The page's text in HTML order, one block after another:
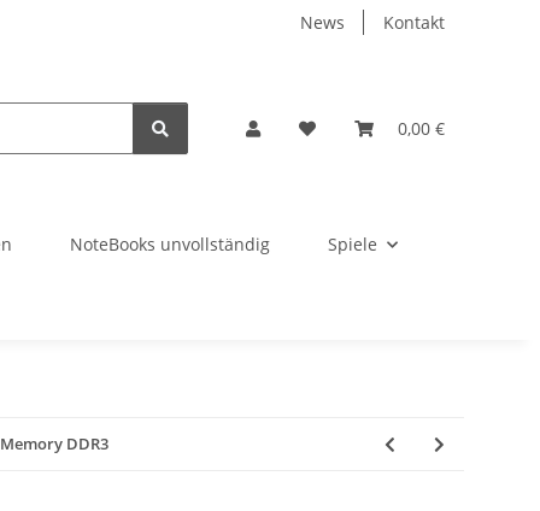
News Kontakt
0,00 €
NoteBooks unvollständig Spiele
DDR3